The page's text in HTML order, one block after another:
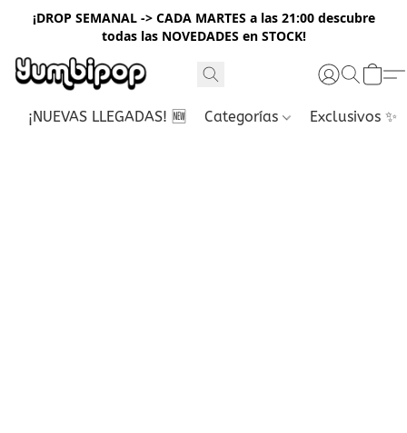
¡DROP SEMANAL -> CADA MARTES a las 21:00 descubre
todas las NOVEDADES en STOCK!
¡NUEVAS LLEGADAS! 🆕 Categorías Exclusivos ✨